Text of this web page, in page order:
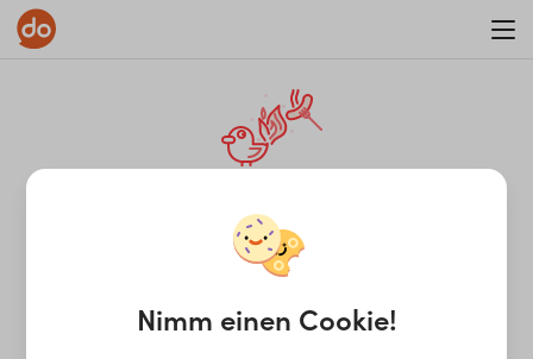
¡Ay, caramba! Seite nicht
gefunden.
Nimm einen Cookie!